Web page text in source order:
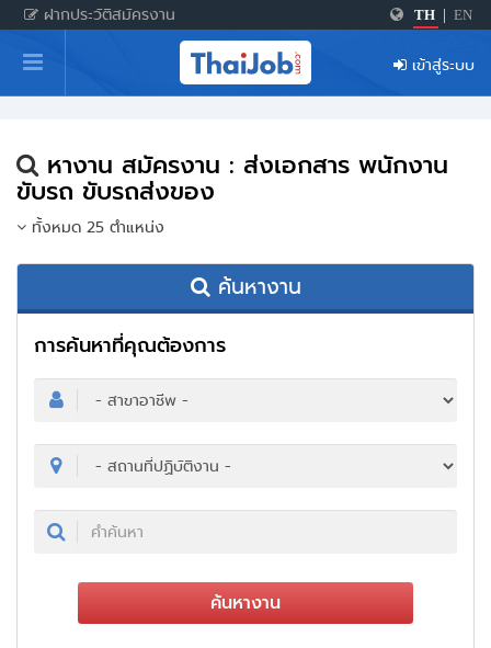
ฝากประวัติสมัครงาน TH EN
หน้าหลัก
ผู้สมัครงาน: เข้าสู่ระบบ
เกร็ดความรู้
สำหรับผู้ประกอบการ
เข้าสู่ระบบ
หางาน สมัครงาน : ส่งเอกสาร พนักงาน
ขับรถ ขับรถส่งของ
ทั้งหมด 25 ตำแหน่ง
ค้นหางาน
การค้นหาที่คุณต้องการ
ค้นหางาน